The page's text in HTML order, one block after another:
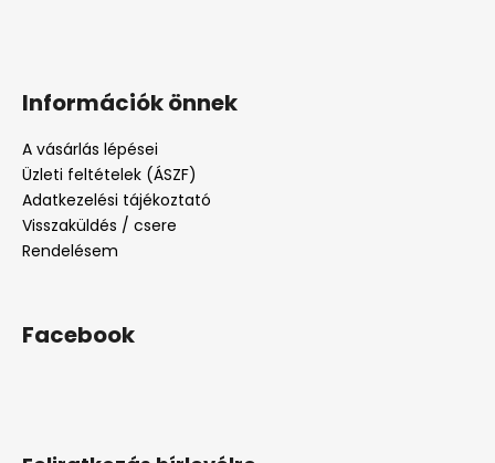
Információk önnek
A vásárlás lépései
Üzleti feltételek (ÁSZF)
Adatkezelési tájékoztató
Visszaküldés / csere
Rendelésem
Facebook